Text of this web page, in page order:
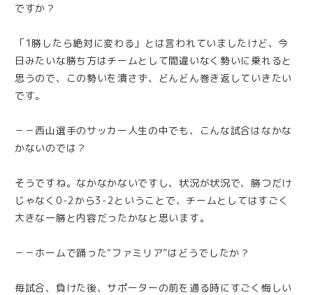
ですか？
「1勝したら絶対に変わる」とは言われていましたけど、今
日みたいな勝ち方はチームとして間違いなく勢いに乗れると
思うので、この勢いを潰さず、どんどん巻き返していきたい
です。
－－西山選手のサッカー人生の中でも、こんな試合はなかな
かないのでは？
そうですね。なかなかないですし、状況が状況で、勝つだけ
じゃなく0-2から3-2ということで、チームとしてはすごく
大きな一勝と内容だったかなと思います。
－－ホームで踊った“ファミリア”はどうでしたか？
毎試合、負けた後、サポーターの前を通る時にすごく悔しい